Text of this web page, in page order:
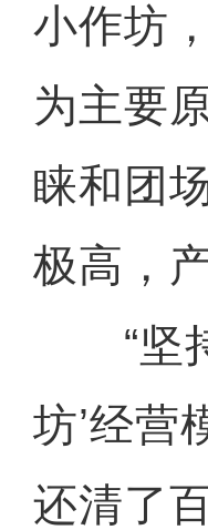
小作坊
为主要
睐和团
极高，
“坚持
坊’经营
还清了